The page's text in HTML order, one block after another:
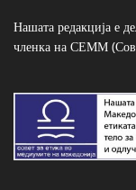
Нашата редакција е
членка на СЕММ